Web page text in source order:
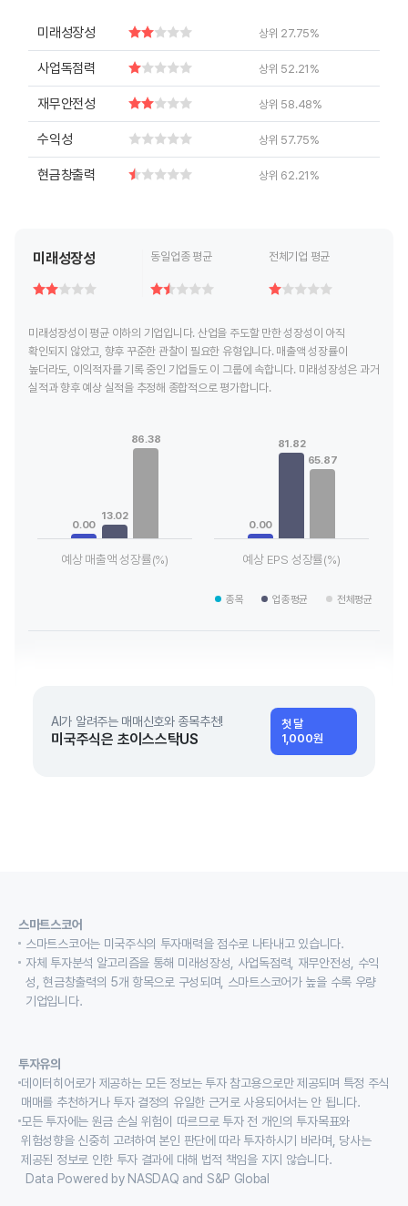
미래성장성 상위 27.75%
사업독점력 상위 52.21%
재무안전성 상위 58.48%
수익성 상위 57.75%
현금창출력 상위 62.21%
미래성장성 동일업종 평균 전체기업 평균
미래성장성이 평균 이하의 기업입니다. 산업을 주도할 만한 성장성이 아직
확인되지 않았고, 향후 꾸준한 관찰이 필요한 유형입니다. 매출액 성장률이
높더라도, 이익적자를 기록 중인 기업들도 이 그룹에 속합니다. 미래성장성은 과거
실적과 향후 예상 실적을 추정해 종합적으로 평가합니다.
View as data table, Chart
0.00
13.02
86.38
예상 매출액 성장률(%)
View as data table, Chart
The chart has 1 X axis
0.00
81.82
65.87
예상 EPS 성장률(%)
종목 업종평균 전체평균
AI가 알려주는 매매신호와 종목추천!
미국주식은 초이스스탁US
첫 달
1,000원
스마트스코어
스마트스코어는 미국주식의 투자매력을 점수로 나타내고 있습니다.
자체 투자분석 알고리즘을 통해 미래성장성, 사업독점력, 재무안전성, 수익
성, 현금창출력의 5개 항목으로 구성되며, 스마트스코어가 높을 수록 우량
기업입니다.
투자유의
데이터히어로가 제공하는 모든 정보는 투자 참고용으로만 제공되며 특정 주식
매매를 추천하거나 투자 결정의 유일한 근거로 사용되어서는 안 됩니다.
모든 투자에는 원금 손실 위험이 따르므로 투자 전 개인의 투자목표와
위험성향을 신중히 고려하여 본인 판단에 따라 투자하시기 바라며, 당사는
제공된 정보로 인한 투자 결과에 대해 법적 책임을 지지 않습니다.
Data Powered by NASDAQ and S&P Global